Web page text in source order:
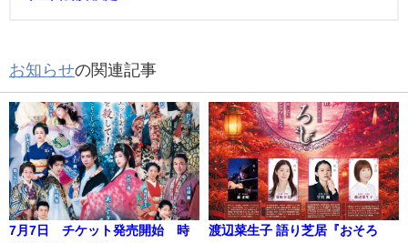
お知らせの関連記事
7月7日 チケット発売開始 時
渡辺菜生子 語り芝居『おそろ